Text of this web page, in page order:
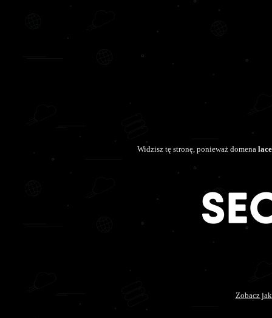
Widzisz tę stronę, ponieważ domena
Zobacz